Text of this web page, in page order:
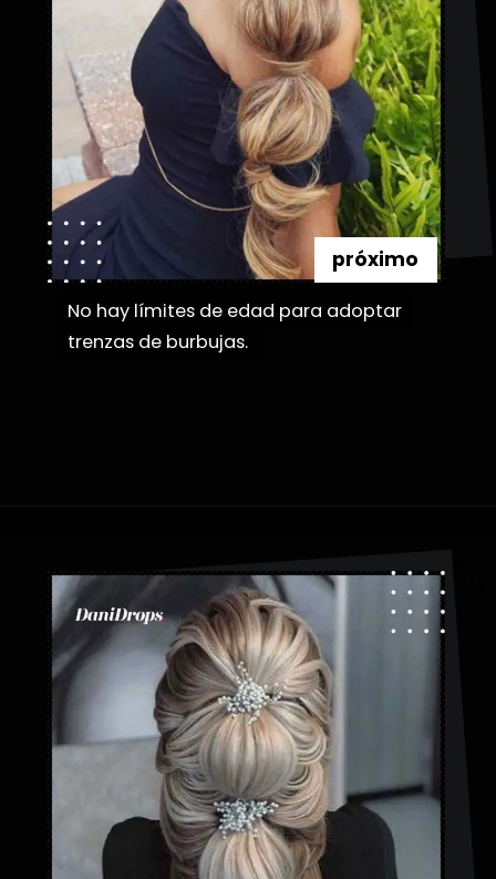
No hay límites de edad para adoptar
trenzas de burbujas.
No hay límites de edad para adoptar
trenzas de burbujas.
próximo